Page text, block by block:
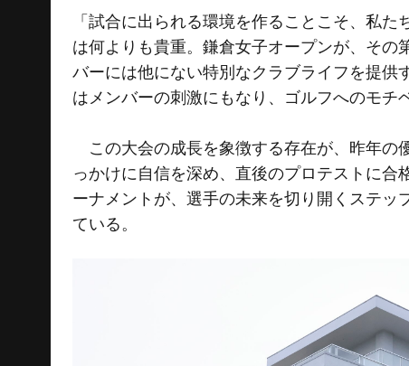
「試合に出られる環境を作ることこそ、私
は何よりも貴重。鎌倉女子オープンが、そ
バーには他にない特別なクラブライフを提供
はメンバーの刺激にもなり、ゴルフへのモチ
この大会の成長を象徴する存在が、昨年の
っかけに自信を深め、直後のプロテストに合
ーナメントが、選手の未来を切り開くステッ
ている。